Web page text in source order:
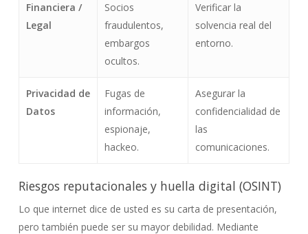
Financiera /
Legal
Socios
fraudulentos,
embargos
ocultos.
Verificar la
solvencia real del
entorno.
Privacidad de
Datos
Fugas de
información,
espionaje,
hackeo.
Asegurar la
confidencialidad de
las
comunicaciones.
Riesgos reputacionales y huella digital (OSINT)
Lo que internet dice de usted es su carta de presentación,
pero también puede ser su mayor debilidad. Mediante